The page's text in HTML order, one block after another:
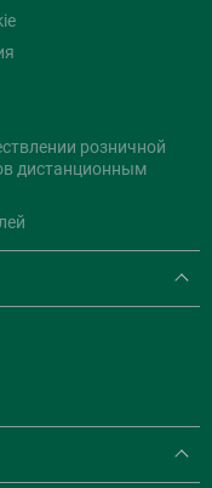
розничной
дистанционным